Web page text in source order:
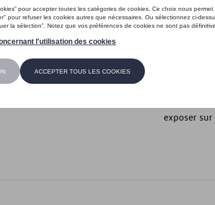
Introduction
Ce
exposer